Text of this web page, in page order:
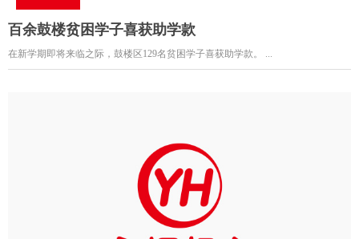
百余鼓楼贫困学子喜获助学款
在新学期即将来临之际，鼓楼区129名贫困学子喜获助学款。 ...